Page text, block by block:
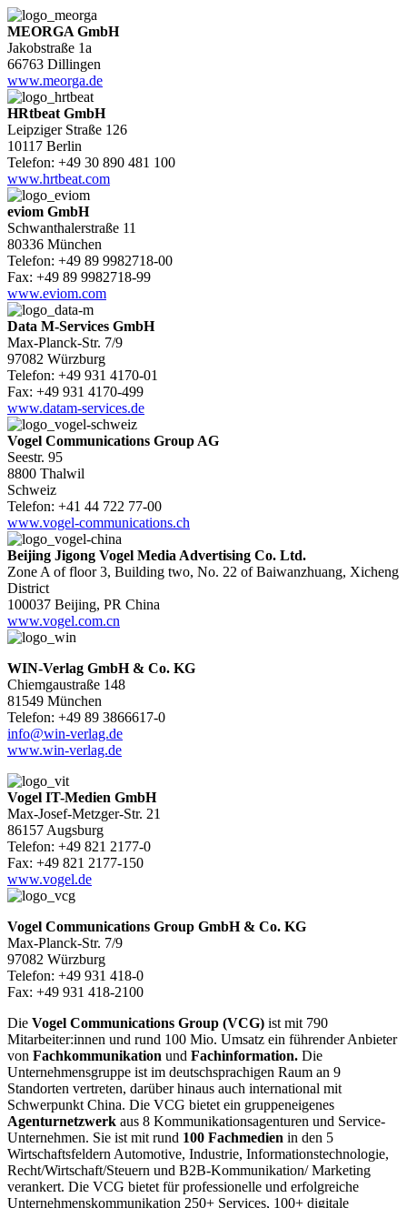
MEORGA GmbH
Jakobstraße 1a
66763 Dillingen
www.meorga.de
HRtbeat GmbH
Leipziger Straße 126
10117 Berlin
Telefon: +49 30 890 481 100
www.hrtbeat.com
eviom GmbH
Schwanthalerstraße 11
80336 München
Telefon: +49 89 9982718-00
Fax: +49 89 9982718-99
www.eviom.com
Data M-Services GmbH
Max-Planck-Str. 7/9
97082 Würzburg
Telefon: +49 931 4170-01
Fax: +49 931 4170-499
www.datam-services.de
Vogel Communications Group AG
Seestr. 95
8800 Thalwil
Schweiz
Telefon: +41 44 722 77-00
www.vogel-communications.ch
Beijing Jigong Vogel Media Advertising Co. Ltd.
Zone A of floor 3, Building two, No. 22 of Baiwanzhuang, Xicheng
District
100037 Beijing, PR China
www.vogel.com.cn
WIN-Verlag GmbH & Co. KG
Chiemgaustraße 148
81549 München
Telefon: +49 89 3866617-0
info@win-verlag.de
www.win-verlag.de
Vogel IT-Medien GmbH
Max-Josef-Metzger-Str. 21
86157 Augsburg
Telefon: +49 821 2177-0
Fax: +49 821 2177-150
www.vogel.de
Vogel Communications Group GmbH & Co. KG
Max-Planck-Str. 7/9
97082 Würzburg
Telefon: +49 931 418-0
Fax: +49 931 418-2100
Die Vogel Communications Group (VCG) ist mit 790
Mitarbeiter:innen und rund 100 Mio. Umsatz ein führender Anbieter
von Fachkommunikation und Fachinformation. Die
Unternehmensgruppe ist im deutschsprachigen Raum an 9
Standorten vertreten, darüber hinaus auch international mit
Schwerpunkt China. Die VCG bietet ein gruppeneigenes
Agenturnetzwerk aus 8 Kommunikationsagenturen und Service-
Unternehmen. Sie ist mit rund 100 Fachmedien in den 5
Wirtschaftsfeldern Automotive, Industrie, Informationstechnologie,
Recht/Wirtschaft/Steuern und B2B-Kommunikation/ Marketing
verankert. Die VCG bietet für professionelle und erfolgreiche
Unternehmenskommunikation 250+ Services, 100+ digitale